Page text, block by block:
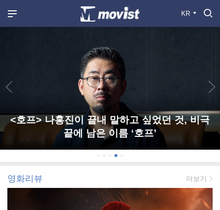
KR
<호프> 나홍진이 끝내 말하고 싶었던 것, 비극
끝에 남은 이름 ‘호프’
영화리뷰 더보기